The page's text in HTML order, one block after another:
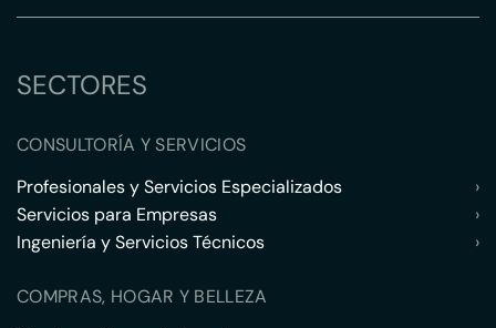
SECTORES
CONSULTORÍA Y SERVICIOS
Profesionales y Servicios Especializados
›
Servicios para Empresas
›
Ingeniería y Servicios Técnicos
›
COMPRAS, HOGAR Y BELLEZA